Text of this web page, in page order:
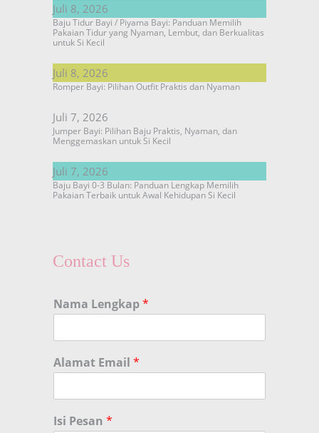
Juli 8, 2026
Baju Tidur Bayi / Piyama Bayi: Panduan Memilih
Pakaian Tidur yang Nyaman, Lembut, dan Berkualitas
untuk Si Kecil
Juli 8, 2026
Romper Bayi: Pilihan Outfit Praktis dan Nyaman
Juli 7, 2026
Jumper Bayi: Pilihan Baju Praktis, Nyaman, dan
Menggemaskan untuk Si Kecil
Juli 7, 2026
Baju Bayi 0-3 Bulan: Panduan Lengkap Memilih
Pakaian Terbaik untuk Awal Kehidupan Si Kecil
Contact Us
Nama Lengkap*
Alamat Email *
Isi Pesan *